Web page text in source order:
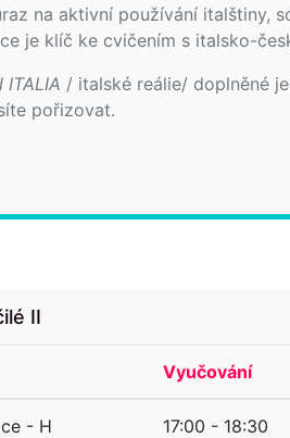
na aktivní používání italštiny,
je klíč ke cvičením s italsko-
ITALIA / italské reálie/ doplněné
pořizovat.
II
Vyučování
- H 17:00 - 18:30